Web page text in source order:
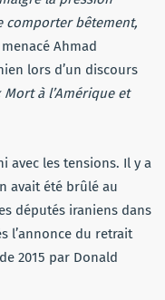
comporter bêtement,
Ahmad
lors d’un discours
Mort à l’Amérique et
avec les tensions. Il y a
avait été brûlé au
députés iraniens dans
l’annonce du retrait
2015 par Donald